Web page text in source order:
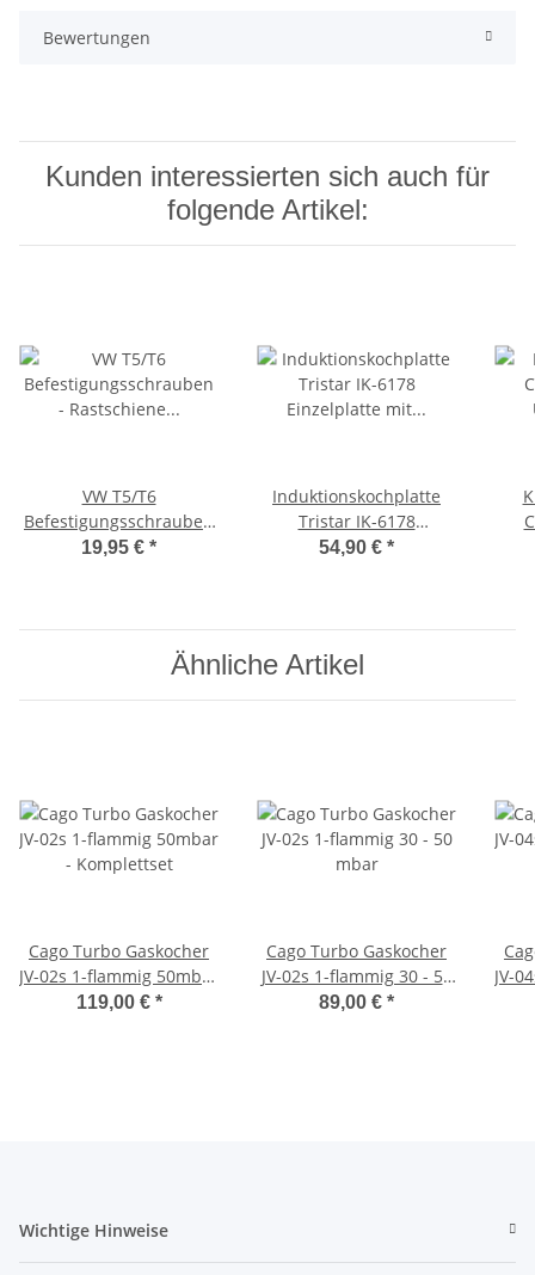
Bewertungen
Kunden interessierten sich auch für
folgende Artikel:
VW T5/T6
Befestigungsschrauben
- Rastschiene
19,95 € *
Induktionskochplatte
Tristar IK-6178
Einzelplatte mit
54,90 € *
Ähnliche Artikel
Cago Turbo Gaskocher
JV-02s 1-flammig 50mbar
- Komplettset
119,00 € *
Cago Turbo Gaskocher
JV-02s 1-flammig 30 - 50
mbar
89,00 € *
JV-
Wichtige Hinweise